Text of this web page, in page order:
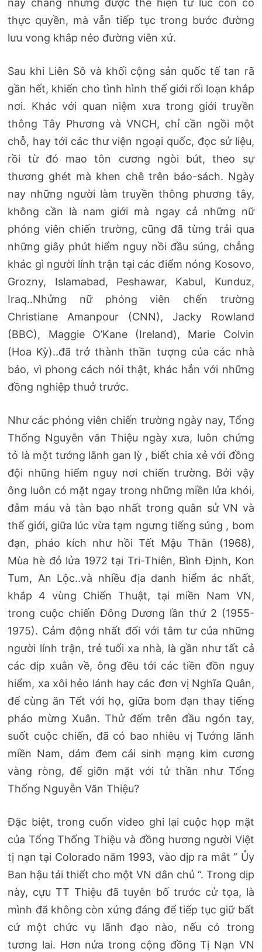
này chẳng những được thể hiện từ lúc còn có
thực quyền, mà vẫn tiếp tục trong bước đường
lưu vong khắp nẻo đường viễn xứ.
Sau khi Liên Sô và khối cộng sản quốc tế tan rã
gần hết, khiến cho tình hình thế giới rối loạn khắp
nơi. Khác với quan niệm xưa trong giới truyền
thông Tây Phương và VNCH, chỉ cần ngồi một
chỗ, hay tới các thư viện ngoại quốc, đọc sử liệu,
rồi từ đó mao tôn cương ngòi bút, theo sự
thương ghét mà khen chê trên báo-sách. Ngày
nay những người làm truyền thông phương tây,
không cần là nam giới mà ngay cả những nữ
phóng viên chiến trường, cũng đã từng trải qua
những giây phút hiểm nguy nồi đầu súng, chẳng
khác gì người lính trận tại các điểm nóng Kosovo,
Grozny, Islamabad, Peshawar, Kabul, Kunduz,
Iraq..Nhửng nữ phóng viên chến trường
Christiane Amanpour (CNN), Jacky Rowland
(BBC), Maggie O’Kane (Ireland), Marie Colvin
(Hoa Kỳ)..đã trở thành thần tượng của các nhà
báo, vì phong cách nói thật, khác hẳn với những
đồng nghiệp thuở trước.
Như các phóng viên chiến trường ngày nay, Tổng
Thống Nguyễn văn Thiệu ngày xưa, luôn chứng
tỏ là một tướng lãnh gan lỳ , biết chia xẻ với đồng
đội nhũng hiểm nguy nơi chiến trường. Bởi vậy
ông luôn có mặt ngay trong những miền lửa khói,
đẫm máu và tàn bạo nhất trong quân sử VN và
thế giới, giữa lúc vừa tạm ngưng tiếng súng , bom
đạn, pháo kích như hồi Tết Mậu Thân (1968),
Mùa hè đỏ lửa 1972 tại Tri-Thiên, Bình Định, Kon
Tum, An Lộc..và nhiều địa danh hiểm ác nhất,
khắp 4 vùng Chiến Thuật, tại miền Nam VN,
trong cuộc chiến Đông Dương lần thứ 2 (1955-
1975). Cảm động nhất đối với tâm tư của những
người lính trận, trẻ tuổi xa nhà, là gần như tất cả
các dịp xuân về, ông đều tới các tiền đồn nguy
hiểm, xa xôi hẻo lánh hay các đơn vị Nghĩa Quân,
để cùng ăn Tết với họ, giữa bom đạn thay tiếng
pháo mừng Xuân. Thử đếm trên đầu ngón tay,
suốt cuộc chiến, đã có bao nhiêu vị Tướng lãnh
miền Nam, dám đem cái sinh mạng kim cương
vàng ròng, để giỡn mặt với tử thần như Tổng
Thống Nguyễn Văn Thiệu?
Đặc biệt, trong cuốn video ghi lại cuộc họp mặt
của Tổng Thống Thiệu và đồng hương người Việt
tị nạn tại Colorado năm 1993, vào dịp ra mắt ” Ủy
Ban hậu tái thiết cho một VN dân chủ “. Trong dịp
này, cựu TT Thiệu đã tuyên bố trước cử tọa, là
mình đã không còn xứng đáng để tiếp tục giữ bất
cứ một chức vụ lãnh đạo nào, nếu có trong
tương lai. Hơn nửa trong cộng đồng Tị Nạn VN